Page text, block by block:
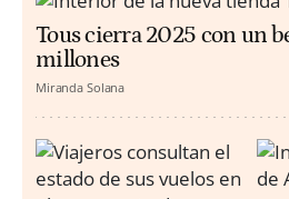
Tous cierra 2025 con un
millones
Miranda Solana